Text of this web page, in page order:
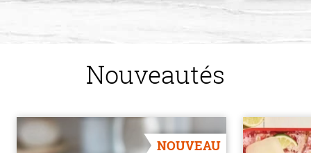
Nouveautés
NOUVEAU